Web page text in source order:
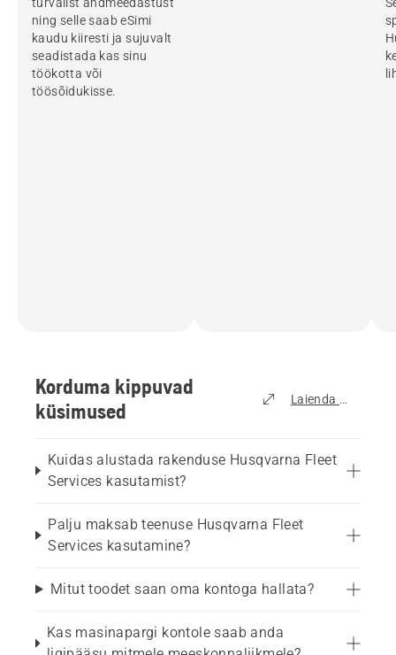
turvalist andmeedastust
ning selle saab eSimi
kaudu kiiresti ja sujuvalt
seadistada kas sinu
töökotta või
töösõidukisse.
Korduma kippuvad
küsimused
Laienda kõik
Kuidas alustada rakenduse Husqvarna Fleet
Services kasutamist?
Palju maksab teenuse Husqvarna Fleet
Services kasutamine?
Mitut toodet saan oma kontoga hallata?
Kas masinapargi kontole saab anda